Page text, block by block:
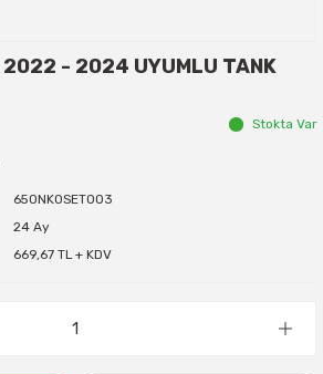
2022 - 2024 UYUMLU TANK
Stokta Var
650NK0SET003
24 Ay
669,67 TL + KDV